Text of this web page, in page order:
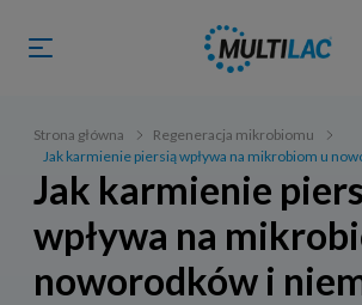
Strona główna
Regeneracja mikrobiomu
Jak karmienie piersią wpływa na mikrobiom u
Jak karmienie
wpływa na
noworodków i